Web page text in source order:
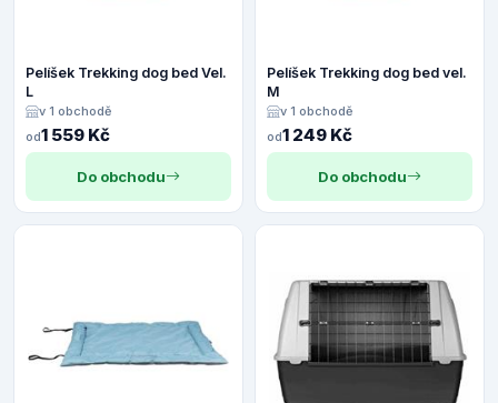
Pelíšek Trekking dog bed Vel.
L
v 1 obchodě
od1 559 Kč
Do obchodu
Pelíšek Trekking dog bed vel.
M
v 1 obchodě
od1 249 Kč
Do obchodu